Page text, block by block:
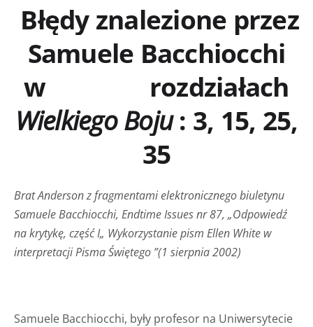
Błędy znalezione przez
Samuele Bacchiocchi
w rozdziałach
Wielkiego Boju: 3, 15, 25,
35
Brat Anderson z fragmentami elektronicznego biuletynu
Samuele Bacchiocchi, Endtime Issuesnr 87, „Odpowiedź
na krytykę, część I„ Wykorzystanie pism Ellen White w
interpretacji Pisma Świętego ”(1 sierpnia 2002)
Samuele Bacchiocchi, były profesor na Uniwersytecie